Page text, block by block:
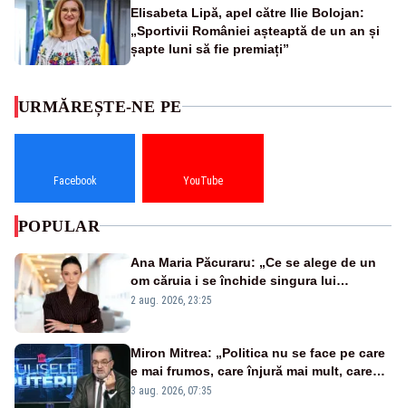
Elisabeta Lipă, apel către Ilie Bolojan:
„Sportivii României așteaptă de un an și
șapte luni să fie premiați”
URMĂREȘTE-NE PE
Facebook YouTube
POPULAR
Ana Maria Păcuraru: „Ce se alege de un
om căruia i se închide singura lui
portiță?”
2 aug. 2026, 23:25
Miron Mitrea: „Politica nu se face pe care
e mai frumos, care înjură mai mult, care
țipă mai tare, ci pe proiecte”
3 aug. 2026, 07:35